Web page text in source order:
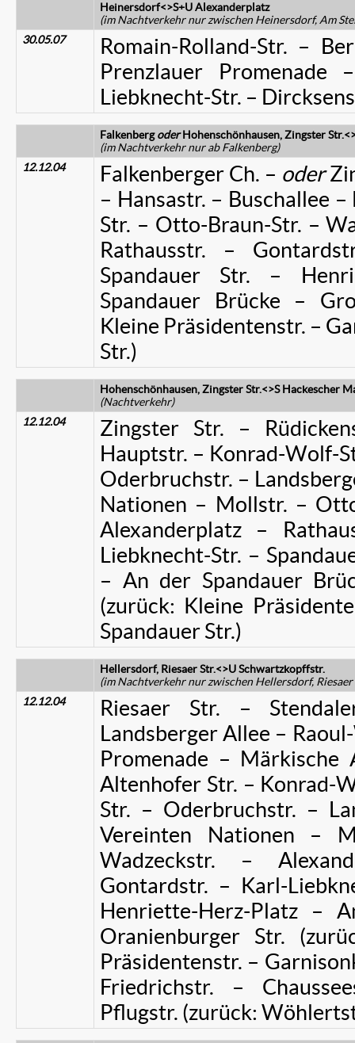
Heinersdorf<>S+U Alexanderplatz
(im Nachtverkehr nur zwischen Heinersdorf, Am
30.05.07
Romain-Rolland-Str. –
Prenzlauer
Liebknecht-Str. –
FalkenbergoderHohenschönhausen, Zingster
(im Nachtverkehr nur ab Falkenberg)
12.12.04
Falkenberger Ch. – oder
– Hansastr. – Buschallee
Str. – Otto-Braun-Str. –
Rathausstr. –
Spandauer Str. –
Spandauer Brücke –
Kleine Präsidentenstr. –
Str.)
Hohenschönhausen, Zingster Str.<>S Hackescher
(Nachtverkehr)
12.12.04
Zingster Str. –
Hauptstr. – Konrad-Wolf-
Oderbruchstr. –
Nationen – Mollstr. –
Alexanderplatz –
Liebknecht-Str. –
– An der Spandauer
(zurück: Kleine
Spandauer Str.)
Hellersdorf, Riesaer Str.<>U Schwartzkopffstr.
(im Nachtverkehr nur zwischen Hellersdorf,
12.12.04
Riesaer Str. –
Landsberger Allee –
Promenade – Märkische
Altenhofer Str. – Konrad-
Str. – Oderbruchstr. –
Vereinten Nationen –
Wadzeckstr. –
Gontardstr. – Karl-
Henriette-Herz-Platz –
Oranienburger Str.
Präsidentenstr. –
Friedrichstr. –
Pflugstr. (zurück: